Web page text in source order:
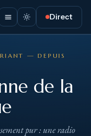
Direct
— DEPUIS
de la
pur : une radio